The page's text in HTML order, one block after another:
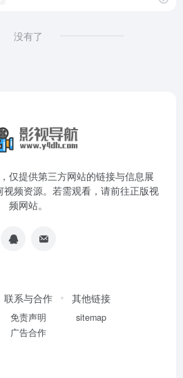
没有了
仅提供第三方网站的链接与信息展
频资源。若需观看，请前往正版视
频网站。
联系与合作
免责声明
广告合作
其他链接
sitemap